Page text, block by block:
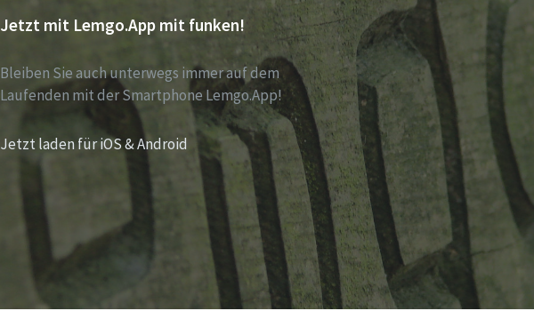
Jetzt mit Lemgo.App mit funken!
Bleiben Sie auch unterwegs immer auf dem
Laufenden mit der Smartphone Lemgo.App!
Jetzt laden für iOS & Android